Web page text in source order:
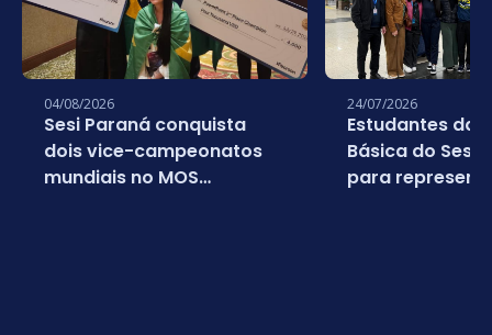
04/08/2026
Sesi Paraná conquista
dois vice-campeonatos
mundiais no MOS
24/07/2026
Estudantes da
Básica do Sesi
para